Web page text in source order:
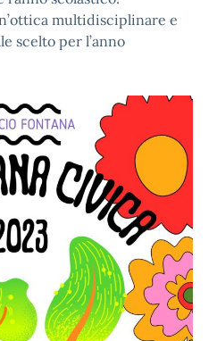
multidisciplinare e
scelto per l’anno